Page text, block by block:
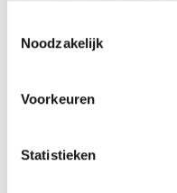
Noodzakelijk
Voorkeuren
Statistieken